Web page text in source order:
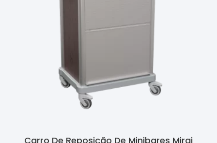
Carro De Reposição De Minibares Mirai